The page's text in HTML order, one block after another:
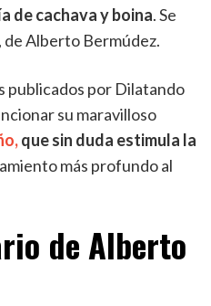
de cachava y boina. Se
de Alberto Bermúdez.
publicados por Dilatando
su maravilloso
que sin duda estimula la
más profundo al
de Alberto